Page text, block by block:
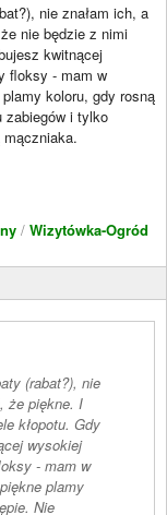
nie znałam ich, a
nie będzie z nimi
kwitnącej
floksy - mam w
koloru, gdy rosną
zabiegów i tylko
/ Wizytówka-Ogród
(rabat?), nie
że piękne. I
kłopotu. Gdy
wysokiej
- mam w
plamy
Nie